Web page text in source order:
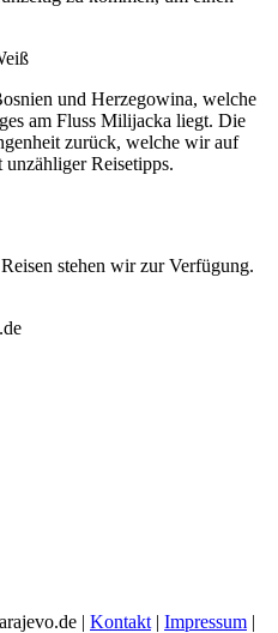
und Herzegowina, welche
am Fluss Milijacka liegt. Die
zurück, welche wir auf
unzähliger Reisetipps.
stehen wir zur Verfügung.
| Kontakt | Impressum |